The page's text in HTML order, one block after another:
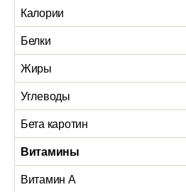
Калории
Белки
Жиры
Углеводы
Бета каротин
Витамины
Витамин А